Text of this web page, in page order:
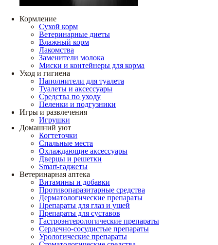
Кормление
Сухой корм
Ветеринарные диеты
Влажный корм
Лакомства
Заменители молока
Миски и контейнеры для корма
Уход и гигиена
Наполнители для туалета
Туалеты и аксессуары
Средства по уходу
Пеленки и подгузники
Игры и развлечения
Игрушки
Домашний уют
Когтеточки
Спальные места
Охлаждающие аксессуары
Дверцы и решетки
Smart-гаджеты
Ветеринарная аптека
Витамины и добавки
Противопаразитарные средства
Дерматологические препараты
Препараты для глаз и ушей
Препараты для суставов
Гастроэнтерологические препараты
Сердечно-сосудистые препараты
Урологические препараты